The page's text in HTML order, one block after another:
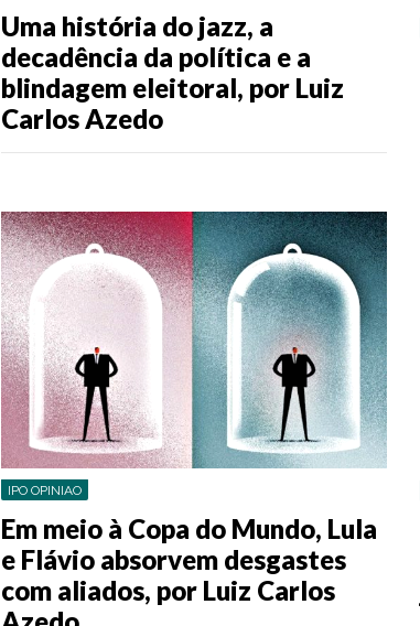
Uma história do jazz, a
decadência da política e a
blindagem eleitoral, por Luiz
Carlos Azedo
IPO OPINIAO
Em meio à Copa do Mundo, Lula
e Flávio absorvem desgastes
com aliados, por Luiz Carlos